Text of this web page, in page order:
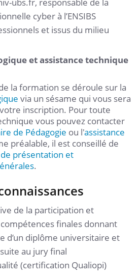
cyber à l’ENSIBS
et issus du milieu
et assistance technique
la formation se déroule sur la
via un sésame qui vous sera
inscription. Pour toute
vous pouvez contacter
de Pédagogie ou l'assistance
préalable, il est conseillé de
présentation et
.
de la participation et
finales donnant
d’un diplôme universitaire et
au jury final
(certification Qualiopi)